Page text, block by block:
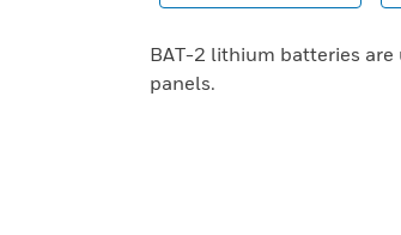
BAT-2 lithium batteries
panels.